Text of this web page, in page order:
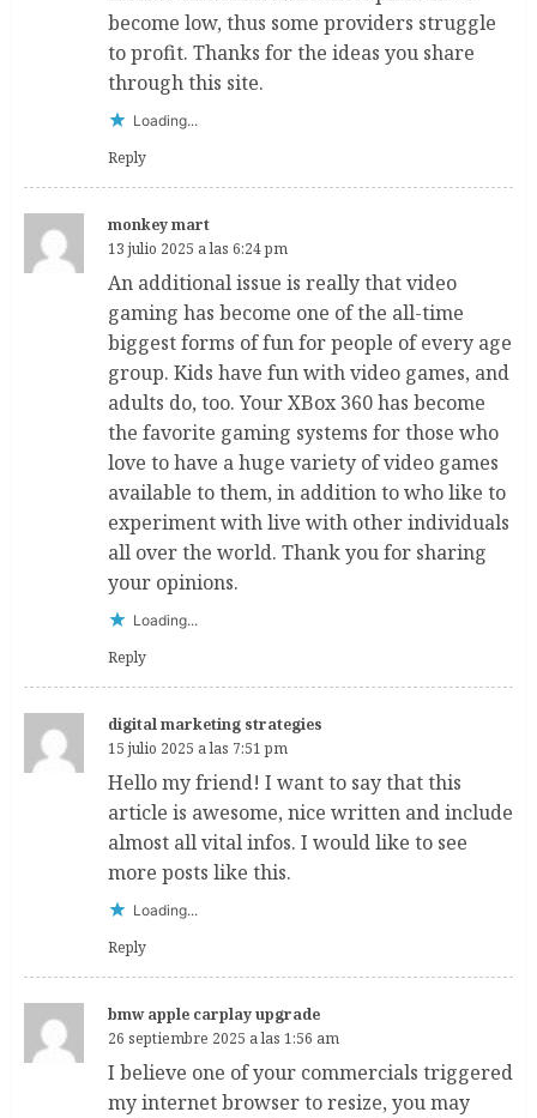
become low, thus some providers struggle
to profit. Thanks for the ideas you share
through this site.
Loading...
Reply
monkey mart
13 julio 2025 a las 6:24 pm
An additional issue is really that video
gaming has become one of the all-time
biggest forms of fun for people of every age
group. Kids have fun with video games, and
adults do, too. Your XBox 360 has become
the favorite gaming systems for those who
love to have a huge variety of video games
available to them, in addition to who like to
experiment with live with other individuals
all over the world. Thank you for sharing
your opinions.
Loading...
Reply
digital marketing strategies
15 julio 2025 a las 7:51 pm
Hello my friend! I want to say that this
article is awesome, nice written and include
almost all vital infos. I would like to see
more posts like this.
Loading...
Reply
bmw apple carplay upgrade
26 septiembre 2025 a las 1:56 am
I believe one of your commercials triggered
my internet browser to resize, you may